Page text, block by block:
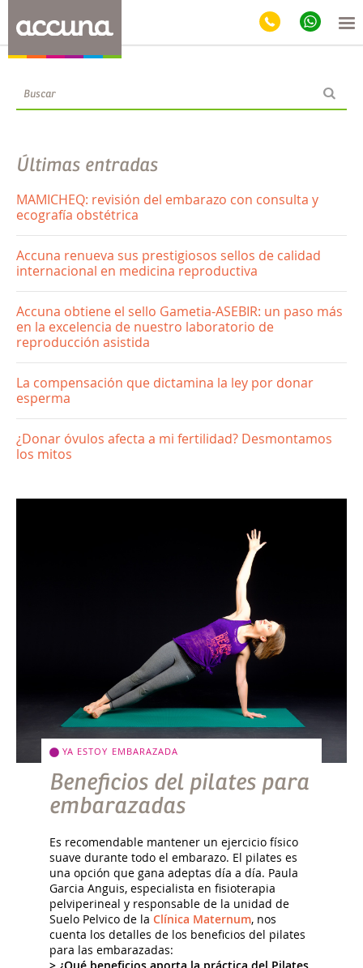
Blog
Últimas entradas
MAMICHEQ: revisión del embarazo con consulta y
ecografía obstétrica
Accuna renueva sus prestigiosos sellos de calidad
internacional en medicina reproductiva
Accuna obtiene el sello Gametia-ASEBIR: un paso más
en la excelencia de nuestro laboratorio de
reproducción asistida
La compensación que dictamina la ley por donar
esperma
¿Donar óvulos afecta a mi fertilidad? Desmontamos
los mitos
YA ESTOY EMBARAZADA
Beneficios del pilates para
embarazadas
Es recomendable mantener un ejercicio físico
suave durante todo el embarazo. El pilates es
una opción que gana adeptas día a día. Paula
Garcia Anguis, especialista en fisioterapia
pelviperineal y responsable de la unidad de
Suelo Pelvico de la Clínica Maternum, nos
cuenta los detalles de los beneficios del pilates
para las embarazadas: